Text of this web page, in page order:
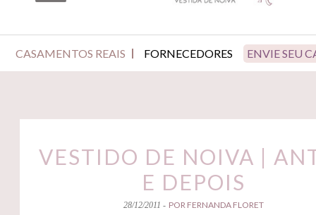
CASAMENTOS REAIS FORNECEDORES ENVIE SEU
VESTIDO DE NOIVA |
E DEPOIS
28/12/2011 - POR FERNANDA FLORET